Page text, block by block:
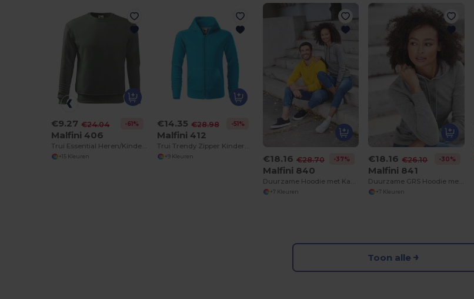
€9.27 €24.04 -61%
Malfini 406
+15 Kleuren
€14.35 €28.98 -51%
Malfini 412
+9 Kleuren €18.16 €28.70 -37%
Malfini 840
+7 Kleuren
€18.16 €26.10 -30%
Malfini 841
+7 Kleuren
Toon alle